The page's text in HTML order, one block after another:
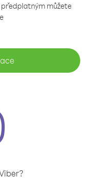
můžete